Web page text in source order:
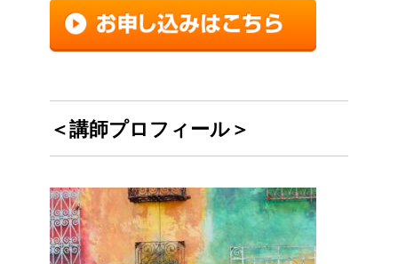
＜講師プロフィール＞